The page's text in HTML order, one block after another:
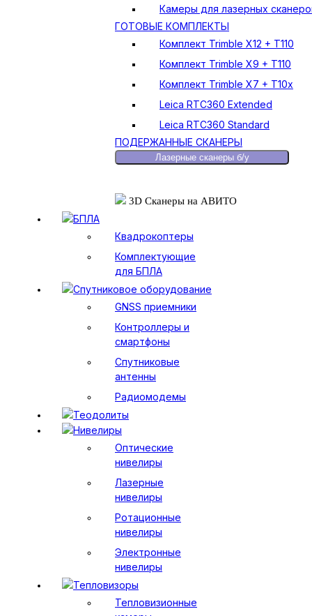
Камеры для лазерных
ГОТОВЫЕ КОМПЛЕКТЫ
Комплект Trimble X12 + T110
Комплект Trimble X9 + T110
Комплект Trimble X7 + T10x
Leica RTC360 Extended
Leica RTC360 Standard
ПОДЕРЖАННЫЕ СКАНЕРЫ
Лазерные сканеры б/у
3D Сканеры на АВИТО
БПЛА
Квадрокоптеры
Комплектующие
для БПЛА
Спутниковое оборудование
GNSS приемники
Контроллеры и
смартфоны
Спутниковые
антенны
Радиомодемы
Теодолиты
Нивелиры
Оптические
нивелиры
Лазерные
нивелиры
Ротационные
нивелиры
Электронные
нивелиры
Тепловизоры
Тепловизионные